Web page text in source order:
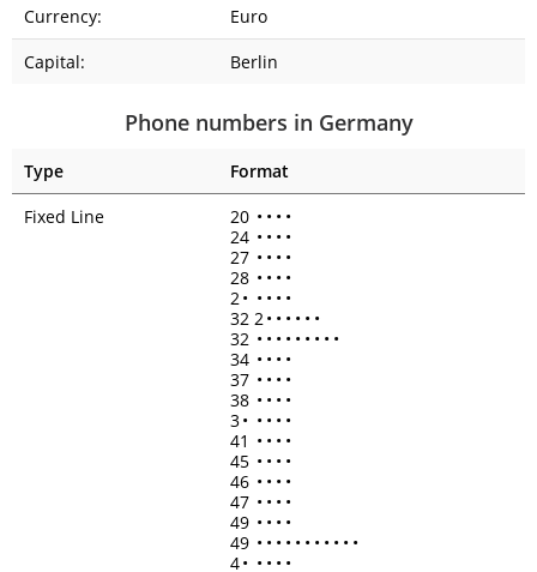
Currency:
Euro
Capital:
Berlin
Phone numbers in Germany
Type
Format
Fixed Line
20 • • • •
24 • • • •
27 • • • •
28 • • • •
2• • • • •
32 2• • • • • •
32 • • • • • • • • •
34 • • • •
37 • • • •
38 • • • •
3• • • • •
41 • • • •
45 • • • •
46 • • • •
47 • • • •
49 • • • •
49 • • • • • • • • • • •
4• • • • •